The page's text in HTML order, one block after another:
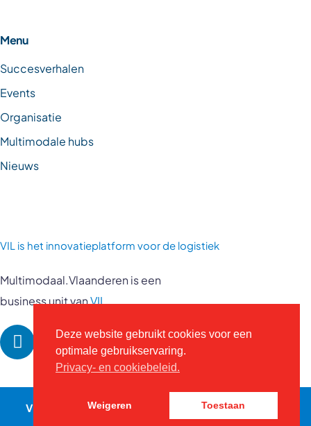
Menu
Succesverhalen
Events
Organisatie
Multimodale hubs
Nieuws
VIL is het innovatieplatform voor de logistiek
Multimodaal.Vlaanderen is een
business unit vanVIL
VIL © 2026 - Alle rechten voorbehouden -vil.be
Website door Kreatix
Deze website gebruikt cookies voor een
optimale gebruikservaring.
Privacy- en cookiebeleid.
Weigeren Toestaan